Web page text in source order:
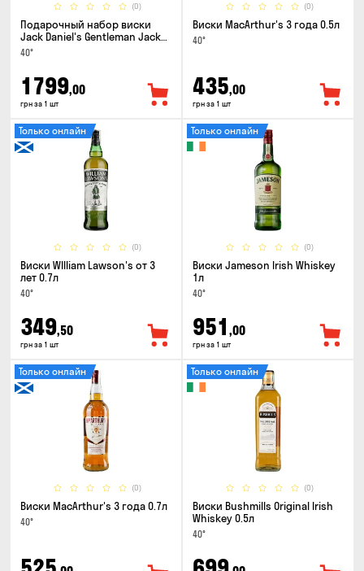
(0)
Подарочный набор виски
Jack Daniel's Gentleman Jack
0.7л + 2 стакана
40°
1799,00
грн за 1 шт
(0)
Виски MacArthur's 3 года 0.5л
40°
435,00
грн за 1 шт
(0)
Только онлайн
Виски WIlliam Lawson's от 3
лет 0.7л
40°
349,50
грн за 1 шт
(0)
Только онлайн
Виски Jameson Irish Whiskey
1л
40°
951 ,00
грн за 1 шт
(0)
Только онлайн
Виски MacArthur's 3 года 0.7л
40°
(0)
Только онлайн
Виски Bushmills Original Irish
Whiskey 0.5л
40°